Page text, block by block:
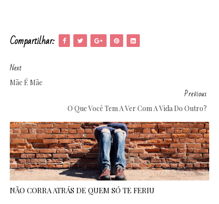
Compartilhar:
Next
Mãe É Mãe
Previous
O Que Você Tem A Ver Com A Vida Do Outro?
NÃO CORRA ATRÁS DE QUEM SÓ TE FERIU